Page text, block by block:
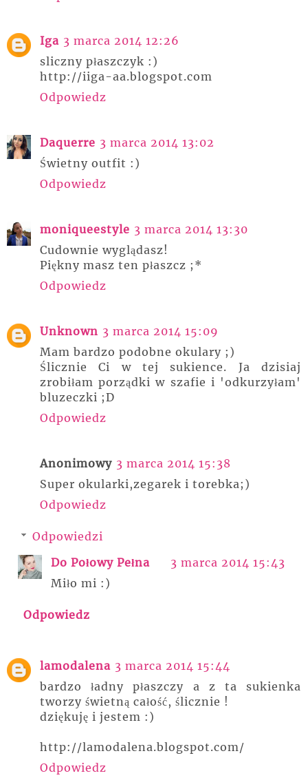
Iga 3 marca 2014 12:26
sliczny płaszczyk :)
http://iiga-aa.blogspot.com
Odpowiedz
Daquerre 3 marca 2014 13:02
Świetny outfit :)
Odpowiedz
moniqueestyle 3 marca 2014 13:30
Cudownie wyglądasz!
Piękny masz ten płaszcz ;*
Odpowiedz
Unknown 3 marca 2014 15:09
Mam bardzo podobne okulary ;)
Ślicznie Ci w tej sukience. Ja dzisiaj
zrobiłam porządki w szafie i 'odkurzyłam'
bluzeczki ;D
Odpowiedz
Anonimowy 3 marca 2014 15:38
Super okularki,zegarek i torebka;)
Odpowiedz
Odpowiedzi
Do Połowy Pełna
3 marca 2014 15:43
Miło mi :)
Odpowiedz
lamodalena 3 marca 2014 15:44
bardzo ładny płaszczy a z ta sukienka
tworzy świetną całość, ślicznie !
dziękuję i jestem :)
http://lamodalena.blogspot.com/
Odpowiedz